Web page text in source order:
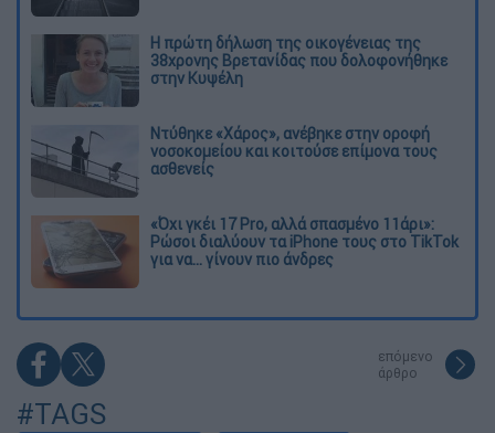
Η πρώτη δήλωση της οικογένειας της
38χρονης Βρετανίδας που δολοφονήθηκε
στην Κυψέλη
Ντύθηκε «Χάρος», ανέβηκε στην οροφή
νοσοκομείου και κοιτούσε επίμονα τους
ασθενείς
«Όχι γκέι 17 Pro, αλλά σπασμένο 11άρι»:
Ρώσοι διαλύουν τα iPhone τους στο TikTok
για να... γίνουν πιο άνδρες
επόμενο
άρθρο
#TAGS